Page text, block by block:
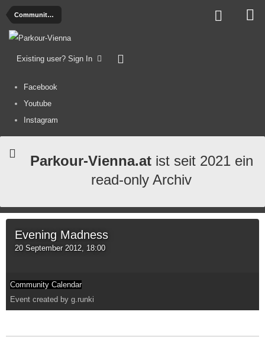
Community Calendar
Existing user? Sign In
Facebook
Youtube
Instagram
Parkour-Vienna.atist seit 2021 ein
read-only Archiv
Evening Madness
20 September 2012, 18:00
Community Calendar
Event created by g.runki